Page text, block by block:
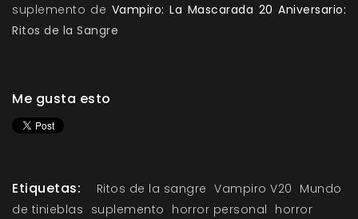
suplemento de Vampiro: La Mascarada 20 Aniversario:
Ritos de la Sangre
Me gusta esto
Etiquetas: Ritos de la sangre Vampiro V20 Mundo
de tinieblas suplemento horror personal horror